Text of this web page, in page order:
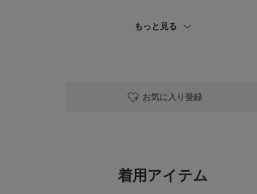
▶︎DOORS コットンボイル切替ギャザーブラウス
もっと見る
お気に入り登録
着用アイテム